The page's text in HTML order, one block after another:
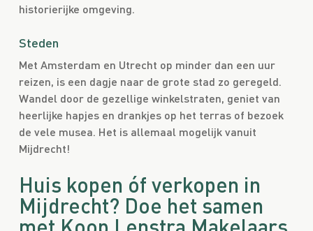
historierijke omgeving.
Steden
Met Amsterdam en Utrecht op minder dan een uur
reizen, is een dagje naar de grote stad zo geregeld.
Wandel door de gezellige winkelstraten, geniet van
heerlijke hapjes en drankjes op het terras of bezoek
de vele musea. Het is allemaal mogelijk vanuit
Mijdrecht!
Huis kopen óf verkopen in
Mijdrecht? Doe het samen